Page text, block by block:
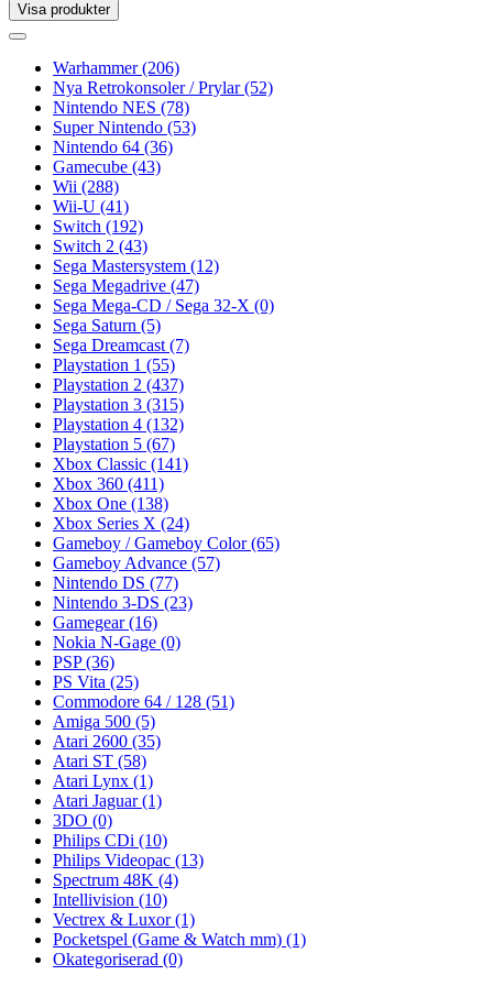
Visa produkter
Toggle
Toggle
navigationWarhammer(206)
Nya Retrokonsoler / Prylar(52)
Nintendo NES (78)
Super Nintendo (53)
Nintendo 64 (36)
Gamecube (43)
Wii (288)
Wii-U (41)
Switch (192)
Switch 2 (43)
Sega Mastersystem (12)
Sega Megadrive (47)
Sega Mega-CD / Sega 32-X (0)
Sega Saturn (5)
Sega Dreamcast (7)
Playstation 1 (55)
Playstation 2 (437)
Playstation 3 (315)
Playstation 4 (132)
Playstation 5 (67)
Xbox Classic (141)
Xbox 360 (411)
Xbox One (138)
Xbox Series X (24)
Gameboy / Gameboy Color(65)
Gameboy Advance (57)
Nintendo DS (77)
Nintendo 3-DS (23)
Gamegear(16)
Nokia N-Gage (0)
PSP(36)
PS Vita (25)
Commodore 64 / 128 (51)
Amiga 500 (5)
Atari 2600 (35)
Atari ST (58)
Atari Lynx (1)
Atari Jaguar(1)
3DO (0)
Philips CDi (10)
Philips Videopac (13)
Spectrum 48K (4)
Intellivision (10)
Vectrex & Luxor(1)
Pocketspel (Game & Watch mm) (1)
Okategoriserad (0)